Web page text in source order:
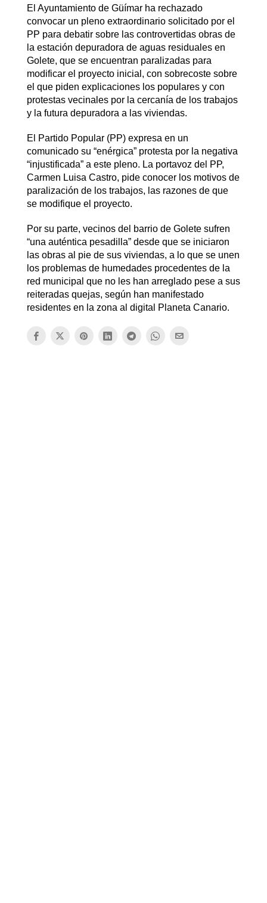
El Ayuntamiento de Güímar ha rechazado
convocar un pleno extraordinario solicitado por el
PP para debatir sobre las controvertidas obras de
la estación depuradora de aguas residuales en
Golete, que se encuentran paralizadas para
modificar el proyecto inicial, con sobrecoste sobre
el que piden explicaciones los populares y con
protestas vecinales por la cercanía de los trabajos
y la futura depuradora a las viviendas.
El Partido Popular (PP) expresa en un
comunicado su “enérgica” protesta por la negativa
“injustificada” a este pleno. La portavoz del PP,
Carmen Luisa Castro, pide conocer los motivos de
paralización de los trabajos, las razones de que
se modifique el proyecto.
Por su parte, vecinos del barrio de Golete sufren
“una auténtica pesadilla” desde que se iniciaron
las obras al pie de sus viviendas, a lo que se unen
los problemas de humedades procedentes de la
red municipal que no les han arreglado pese a sus
reiteradas quejas, según han manifestado
residentes en la zona al digital Planeta Canario.